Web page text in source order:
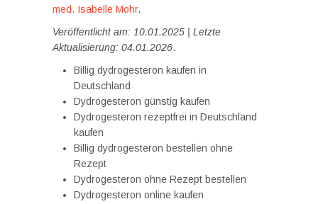
med. Isabelle Mohr.
Veröffentlicht am: 10.01.2025 | Letzte
Aktualisierung: 04.01.2026.
Billig dydrogesteron kaufen in
Deutschland
Dydrogesteron günstig kaufen
Dydrogesteron rezeptfrei in Deutschland
kaufen
Billig dydrogesteron bestellen ohne
Rezept
Dydrogesteron ohne Rezept bestellen
Dydrogesteron online kaufen